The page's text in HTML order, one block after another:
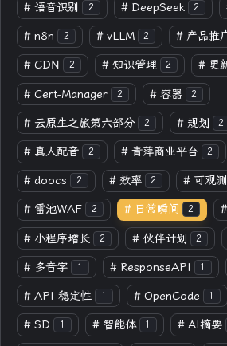
# 语音识别 2 # DeepSeek 2
# n8n 2 # vLLM 2 # 产品推
# CDN 2 # 知识管理 2 # 更
# Cert-Manager 2 # 容器 2
# 云原生之旅第六部分 2 # 规划 2
# 真人配音 2 # 青萍商业平台 2
# doocs 2 # 效率 2 # 可观测
# 雷池WAF 2 # 日常瞬间 2 #
# 小程序增长 2 # 伙伴计划 2
# 多音字 1 # ResponseAPI 1
# API 稳定性 1 # OpenCode 1
# SD 1 # 智能体 1 # AI摘要